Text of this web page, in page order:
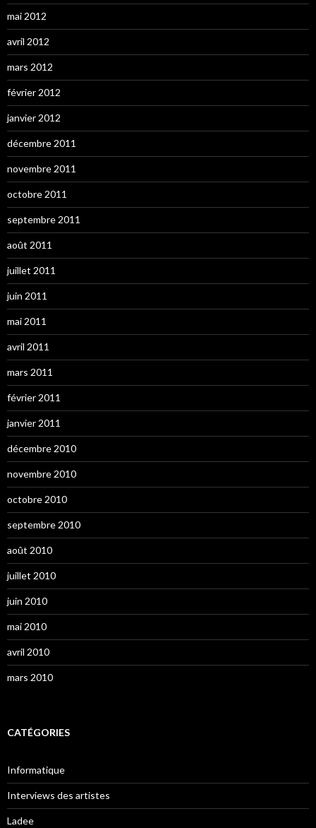
mai 2012
avril 2012
mars 2012
février 2012
janvier 2012
décembre 2011
novembre 2011
octobre 2011
septembre 2011
août 2011
juillet 2011
juin 2011
mai 2011
avril 2011
mars 2011
février 2011
janvier 2011
décembre 2010
novembre 2010
octobre 2010
septembre 2010
août 2010
juillet 2010
juin 2010
mai 2010
avril 2010
mars 2010
CATÉGORIES
Informatique
Interviews des artistes
Ladee